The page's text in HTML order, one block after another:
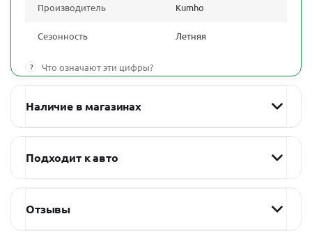
Производитель Kumho
Сезонность Летняя
? Что означают эти цифры?
Наличие в магазинах
Подходит к авто
Отзывы